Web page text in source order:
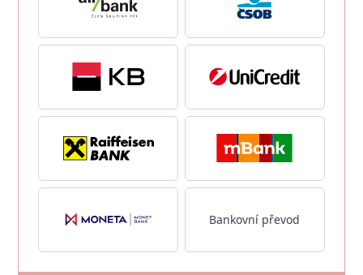
Bankovní převod